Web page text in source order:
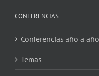
CONFERENCIAS
Conferencias año a año
Temas